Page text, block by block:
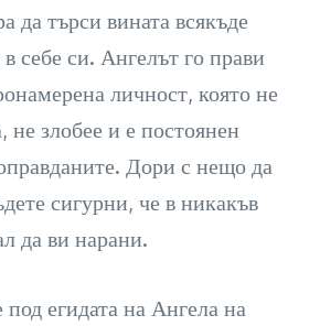
да търси вината всякъде
себе си. Ангелът го прави
личност, която не
не злобее и е постоянен
Дори с нещо да
сигурни, че в никакъв
да ви нарани.
под егидата на Ангела на